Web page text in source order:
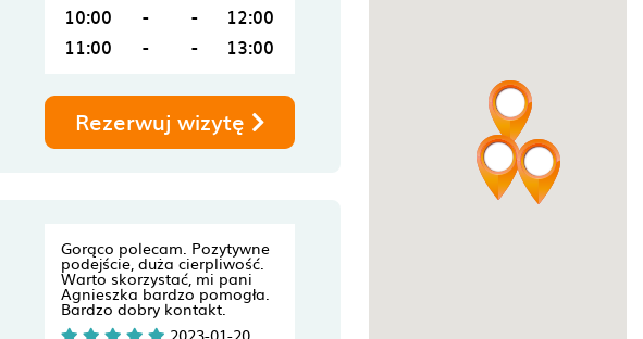
10:00
- -
12:00
11:00
- - 13:00
Rezerwuj wizytę
Gorąco polecam. Pozytywne
podejście, duża cierpliwość.
Warto skorzystać, mi pani
Agnieszka bardzo pomogła.
Bardzo dobry kontakt.
2023-01-20